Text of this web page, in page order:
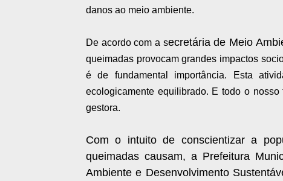
danos ao meio ambiente.
De acordo com a secretária de Meio
queimadas provocam grandes impactos
é de fundamental importância. Esta
ecologicamente equilibrado. E todo o
gestora.
Com o intuito de conscientizar a
queimadas causam, a Prefeitura
Ambiente e Desenvolvimento